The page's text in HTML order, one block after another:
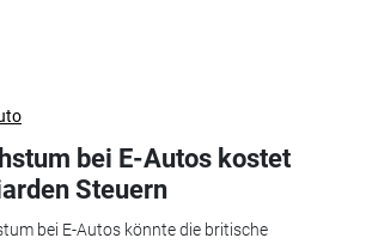
bei E-Autos kostet
Steuern
bei E-Autos könnte die britische